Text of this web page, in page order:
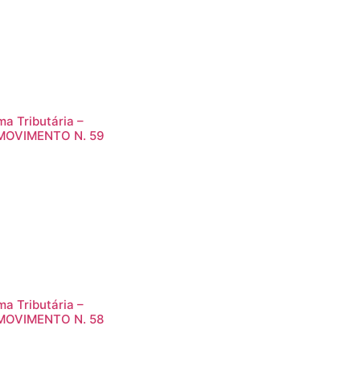
Tributária –
N. 59
Tributária –
N. 58